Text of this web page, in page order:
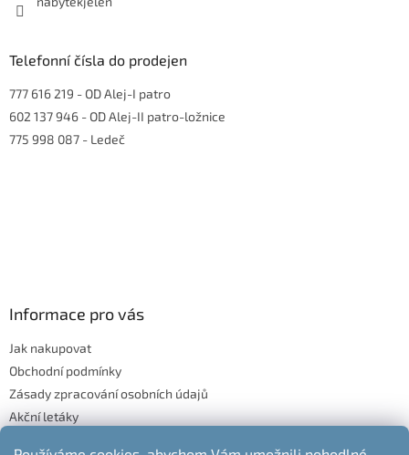
Telefonní čísla do prodejen
777 616 219 - OD Alej-I patro
602 137 946 - OD Alej-II patro-ložnice
775 998 087 - Ledeč
Informace pro vás
Jak nakupovat
Obchodní podmínky
Zásady zpracování osobních údajů
Akční letáky